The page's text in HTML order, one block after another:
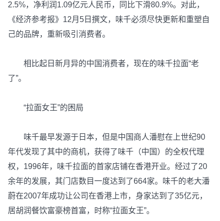
2.5%，净利润1.09亿元人民币，同比下滑80.9%。对此，
《经济参考报》12月5日撰文，味千必须尽快更新和重塑自
己的品牌，重新吸引消费者。
相比起日新月异的中国消费者，现在的味千拉面“老
了”。
“拉面女王”的困局
味千最早发源于日本，但是中国商人潘慰在上世纪90
年代发现了其中的商机，获得了味千（中国）的全权代理
权，1996年，味千拉面的首家店铺在香港开业。经过了20
余年的发展，其门店数目一度达到了664家。味千的老大潘
蔚在2007年成功让公司在香港上市，身家达到了35亿元，
居胡润餐饮富豪榜首富，时称“拉面女王”。